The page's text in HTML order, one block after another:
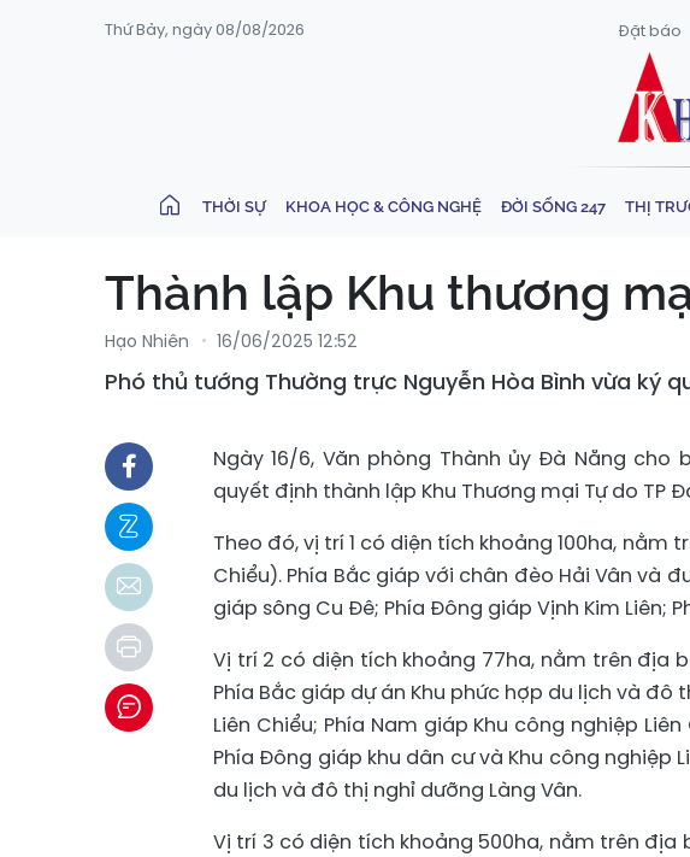
Thứ Bảy, ngày 08/08/2026 Đặt báo
THỜI SỰ KHOA HỌC & CÔNG NGHỆ ĐỜI SỐNG 247 THỊ
Thành lập Khu thương
Hạo Nhiên 16/06/2025 12:52
Phó thủ tướng Thường trực Nguyễn Hòa Bình vừa ký
Ngày 16/6, Văn phòng Thành ủy Đà Nẵng cho
quyết định thành lập Khu Thương mại Tự do TP
Theo đó, vị trí 1 có diện tích khoảng 100ha, nằm
Chiểu). Phía Bắc giáp với chân đèo Hải Vân và
giáp sông Cu Đê; Phía Đông giáp Vịnh Kim Liên;
Vị trí 2 có diện tích khoảng 77ha, nằm trên địa
Phía Bắc giáp dự án Khu phức hợp du lịch và đô
Liên Chiểu; Phía Nam giáp Khu công nghiệp
Phía Đông giáp khu dân cư và Khu công nghiệp
du lịch và đô thị nghỉ dưỡng Làng Vân.
Vị trí 3 có diện tích khoảng 500ha, nằm trên địa